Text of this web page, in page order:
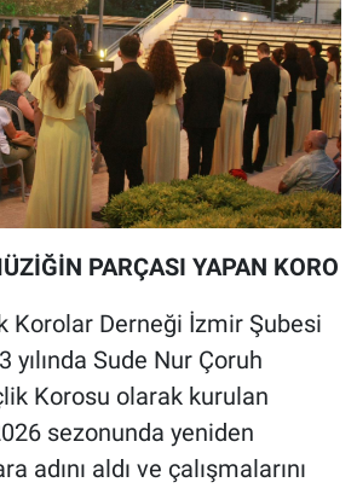
PARÇASI YAPAN KORO
Korolar Derneği İzmir Şubesi
yılında Sude Nur Çoruh
Korosu olarak kurulan
sezonunda yeniden
adını aldı ve çalışmalarını